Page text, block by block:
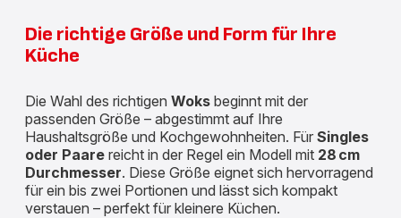
Die richtige Größe und Form für Ihre
Küche
Die Wahl des richtigen Woks beginnt mit der
passenden Größe – abgestimmt auf Ihre
Haushaltsgröße und Kochgewohnheiten. Für Singles
oder Paare reicht in der Regel ein Modell mit 28 cm
Durchmesser. Diese Größe eignet sich hervorragend
für ein bis zwei Portionen und lässt sich kompakt
verstauen – perfekt für kleinere Küchen.